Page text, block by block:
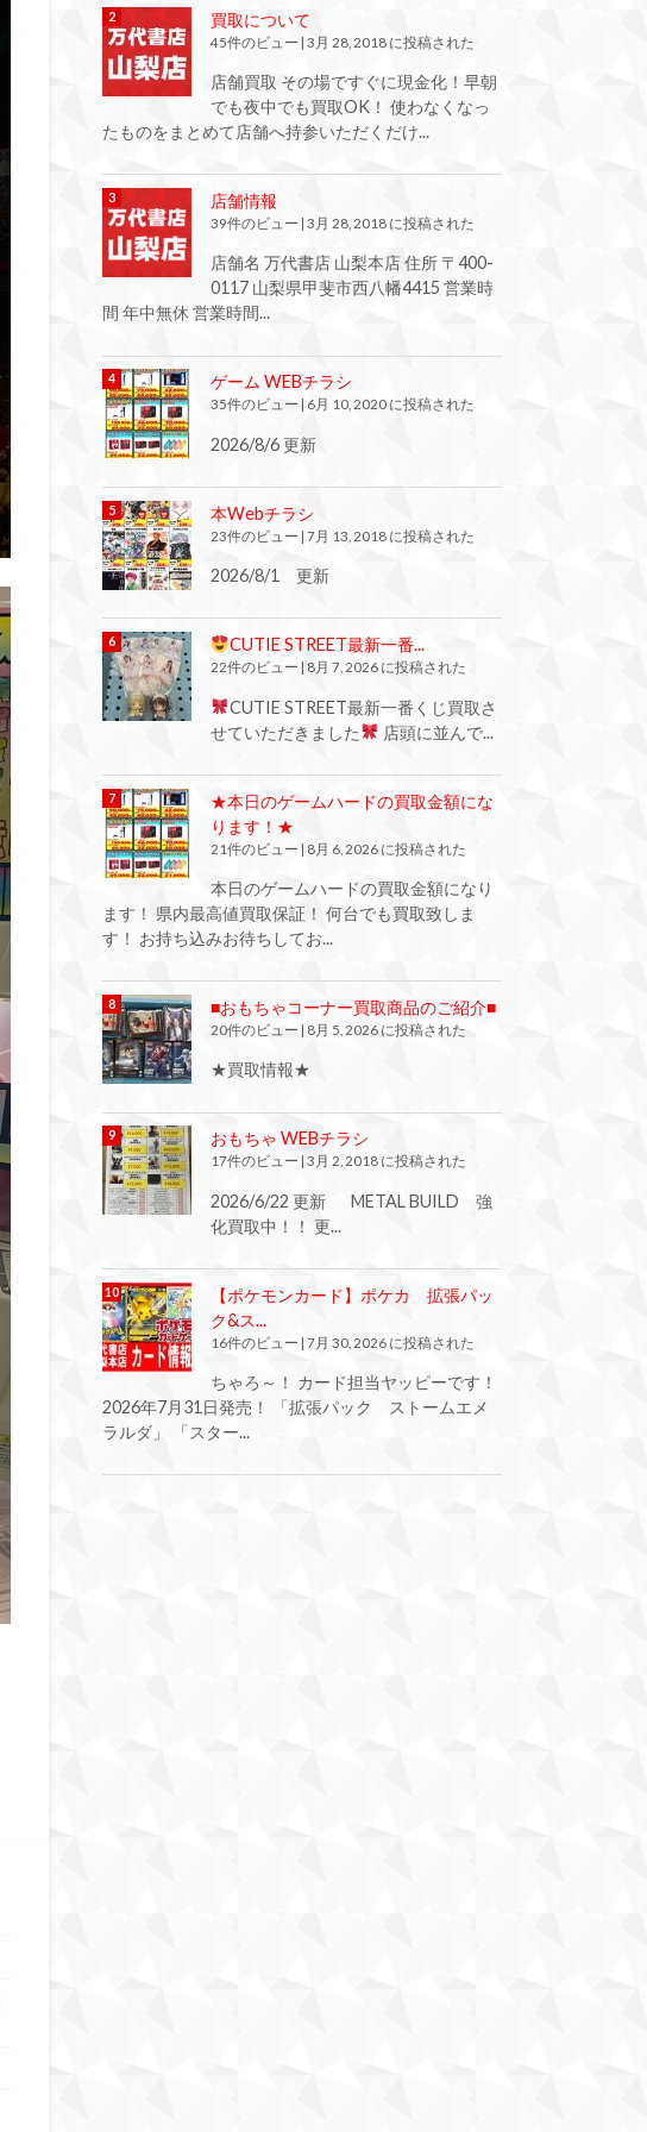
買取について
45件のビュー | 3月 28, 2018 に投稿された
店舗買取 その場ですぐに現金化！早朝
でも夜中でも買取OK！ 使わなくなっ
たものをまとめて店舗へ持参いただくだけ...
店舗情報
39件のビュー 3月 28, 2018 に投稿された
店舗名 万代書店 山梨本店 住所 〒400-
0117 山梨県甲斐市西八幡4415 営業時
間 年中無休 営業時間...
ゲーム WEBチラシ
35件のビュー 6月 10, 2020 に投稿された
2026/8/6 更新
本Webチラシ
23件のビュー | 7月 13, 2018 に投稿された
2026/8/1 更新
CUTIE STREET最新一番...
22件のビュー 8月 7, 2026 に投稿された
CUTIE STREET最新一番くじ買取さ
せていただきました
店頭に並んで...
★本日のゲームハードの買取金額にな
ります！★
21件のビュー | 8月 6, 2026 に投稿された
本日のゲームハードの買取金額になり
ます！ 県内最高値買取保証！ 何台でも買取致しま
す！ お持ち込みお待ちしてお...
■おもちゃコーナー買取商品のご紹介■
20件のビュー | 8月 5, 2026 に投稿された
★買取情報★
おもちゃ WEBチラシ
17件のビュー 3月 2, 2018 に投稿された
2026/6/22 更新 METAL BUILD 強
化買取中！！ 更...
【ポケモンカード】ポケカ 拡張パッ
ク&ス...
16件のビュー | 7月 30, 2026 に投稿された
ちゃろ～！ カード担当ヤッピーです！
2026年7月31日発売！ 「拡張パック ストームエメ
ラルダ」 「スター...